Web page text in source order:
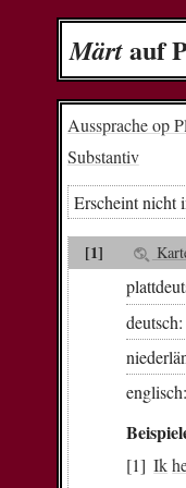
Märtauf
Aussprache op
Substantiv
Erscheint nicht
[1]
deutsch:
englisch:
Ik